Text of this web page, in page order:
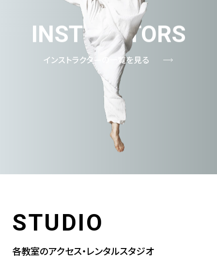
インストラクターの一覧を見る
INSTRUCTORS
STUDIO
各教室のアクセス・レンタルスタジオ